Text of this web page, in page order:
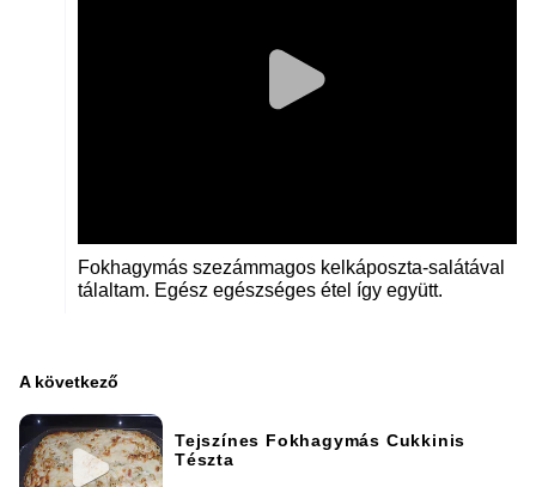
Fokhagymás szezámmagos kelkáposzta-salátával
tálaltam. Egész egészséges étel így együtt.
A következő
Tejszínes Fokhagymás Cukkinis
Tészta